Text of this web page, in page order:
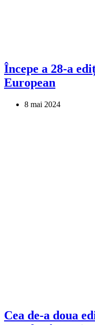
Începe a 28-a
European
8 mai 2024
Cea de-a doua